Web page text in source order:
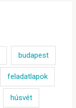
budapest
feladatlapok
húsvét